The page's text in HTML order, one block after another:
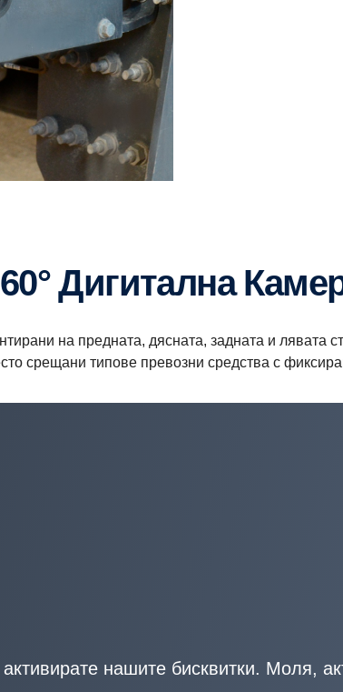
360° Дигитална
на предната, дясната, задната и
срещани типове превозни средства с
нашите бисквитки. Моля,